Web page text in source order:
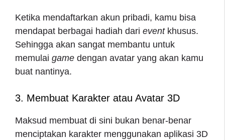
Ketika mendaftarkan akun pribadi, kamu bisa
mendapat berbagai hadiah dari eventkhusus.
Sehingga akan sangat membantu untuk
memulai game dengan avatar yang akan kamu
buat nantinya.
3. Membuat Karakter atau Avatar 3D
Maksud membuat di sini bukan benar-benar
menciptakan karakter menggunakan aplikasi 3D